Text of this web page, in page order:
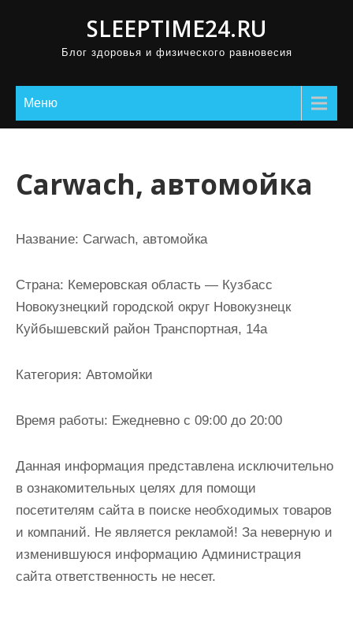
SLEEPTIME24.RU
Блог здоровья и физического равновесия
Меню
Carwach, автомойка
Название: Carwach, автомойка
Страна: Кемеровская область — Кузбасс
Новокузнецкий городской округ Новокузнецк
Куйбышевский район Транспортная, 14а
Категория: Автомойки
Время работы: Ежедневно с 09:00 до 20:00
Данная информация представлена исключительно
в ознакомительных целях для помощи
посетителям сайта в поиске необходимых товаров
и компаний. Не является рекламой! За неверную и
изменившуюся информацию Администрация
сайта ответственность не несет.